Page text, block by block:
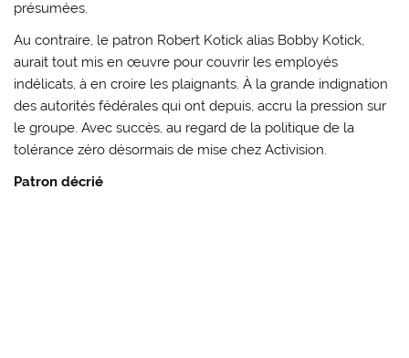
présumées.
Au contraire, le patron Robert Kotick alias Bobby Kotick,
aurait tout mis en œuvre pour couvrir les employés
indélicats, à en croire les plaignants. À la grande indignation
des autorités fédérales qui ont depuis, accru la pression sur
le groupe. Avec succès, au regard de la politique de la
tolérance zéro désormais de mise chez Activision.
Patron décrié